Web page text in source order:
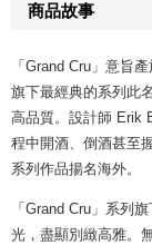
商品故事
「Grand Cru」意旨
旗下最經典的系列此
高品質。設計師 Erik
程中開酒、倒酒甚至
系列作品揚名海外。
「Grand Cru」系列
光，盡顯別緻高雅。